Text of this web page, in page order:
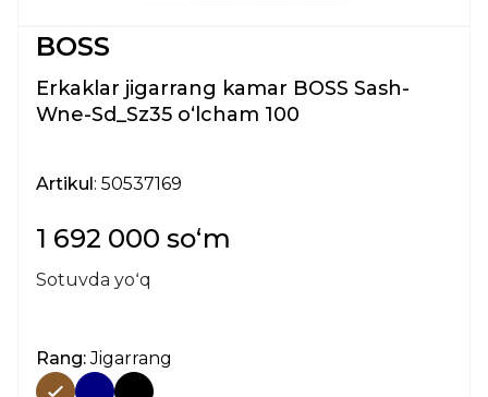
BOSS
Erkaklar jigarrang kamar BOSS Sash-
Wne-Sd_Sz35 oʻlcham 100
Artikul: 50537169
1 692 000 soʻm
Sotuvda yoʻq
Rang:Jigarrang